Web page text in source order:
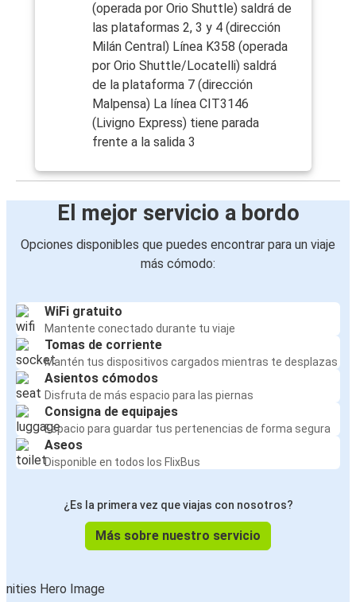
(operada por Orio Shuttle) saldrá de
las plataformas 2, 3 y 4 (dirección
Milán Central) Línea K358 (operada
por Orio Shuttle/Locatelli) saldrá
de la plataforma 7 (dirección
Malpensa) La línea CIT3146
(Livigno Express) tiene parada
frente a la salida 3
El mejor servicio a bordo
Opciones disponibles que puedes encontrar para un viaje
más cómodo:
WiFi gratuito
Mantente conectado durante tu viaje
Tomas de corriente
Mantén tus dispositivos cargados mientras te desplazas
Asientos cómodos
Disfruta de más espacio para las piernas
Consigna de equipajes
Espacio para guardar tus pertenencias de forma segura
Aseos
Disponible en todos los FlixBus
¿Es la primera vez que viajas con nosotros?
Más sobre nuestro servicio